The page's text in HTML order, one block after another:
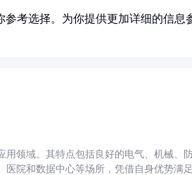
考选择。为你提供更加详细的信息
用领域。其特点包括良好的电气、机械、
医院和数据中心等场所，凭借自身优势满